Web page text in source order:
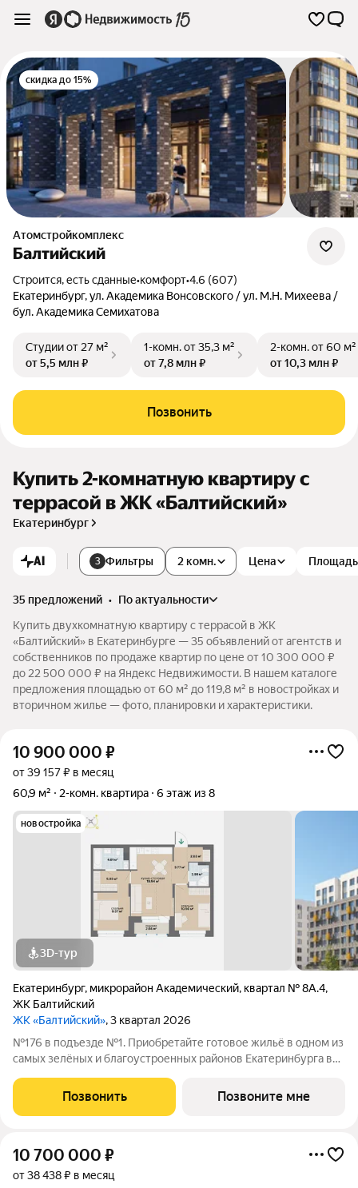
скидка до 15%
Атомстройкомплекс
Балтийский
Строится, есть сданные•комфорт•4.6 (607)
Екатеринбург,ул. Академика Вонсовского / ул. М.Н. Михеева /
бул. Академика Семихатова
Студииот 27 м²
от 5,5 млн ₽
1-комн.от 35,3 м²
от 7,8 млн ₽
2-комн.от 60 м²
от 10,3 млн ₽
Позвонить
Купить 2-комнатную квартиру с
террасой в ЖК «Балтийский»
Екатеринбург
AI 3 Фильтры 2 комн. Цена Площадь
35 предложений •
по актуальности
Купить двухкомнатную квартиру с террасой в ЖК
«Балтийский» в Екатеринбурге — 35 объявлений от агентств и
собственников по продаже квартир по цене от 10 300 000 ₽
до 22 500 000 ₽ на Яндекс Недвижимости. В нашем каталоге
предложения площадью от 60 м² до 119,8 м² в новостройках и
вторичном жилье — фото, планировки и характеристики.
10 900 000 ₽
от 39 157 ₽ в месяц
60,9 м²
2-комн. квартира 6 этаж из 8
новостройка
3D-тур
Екатеринбург, микрорайон Академический, квартал № 8А.4,
ЖК Балтийский
ЖК «Балтийский», 3 квартал 2026
№176 в подъезде №1. Приобретайте готовое жильё в одном из
самых зелёных и благоустроенных районов Екатеринбурга в
планировки: помимо стандартных, есть варианты с террасами,
антресолями,
Позвонить Позвоните мне
10 700 000 ₽
от 38 438 ₽ в месяц